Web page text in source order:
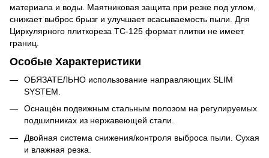
материала и воды. Маятниковая защита при резке под углом,
снижает выброс брызг и улучшает всасываемость пыли. Для
Циркулярного плиткореза ТС-125 формат плитки не имеет
границ.
Особые Характеристики
ОБЯЗАТЕЛЬНО использование направляющих SLIM
SYSTEM.
Оснащён подвижным стальным полозом на регулируемых
подшипниках из нержавеющей стали.
Двойная система снижения/контроля выброса пыли. Сухая
и влажная резка.